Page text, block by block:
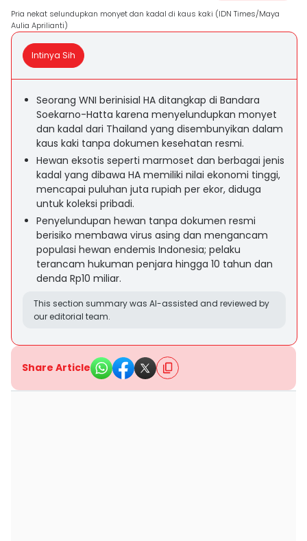
Pria nekat selundupkan monyet dan kadal di kaus kaki (IDN Times/Maya
Aulia Aprilianti)
Intinya Sih
Seorang WNI berinisial HA ditangkap di Bandara
Soekarno-Hatta karena menyelundupkan monyet
dan kadal dari Thailand yang disembunyikan dalam
kaus kaki tanpa dokumen kesehatan resmi.
Hewan eksotis seperti marmoset dan berbagai jenis
kadal yang dibawa HA memiliki nilai ekonomi tinggi,
mencapai puluhan juta rupiah per ekor, diduga
untuk koleksi pribadi.
Penyelundupan hewan tanpa dokumen resmi
berisiko membawa virus asing dan mengancam
populasi hewan endemis Indonesia; pelaku
terancam hukuman penjara hingga 10 tahun dan
denda Rp10 miliar.
This section summary was AI-assisted and reviewed by
our editorial team.
Share Article